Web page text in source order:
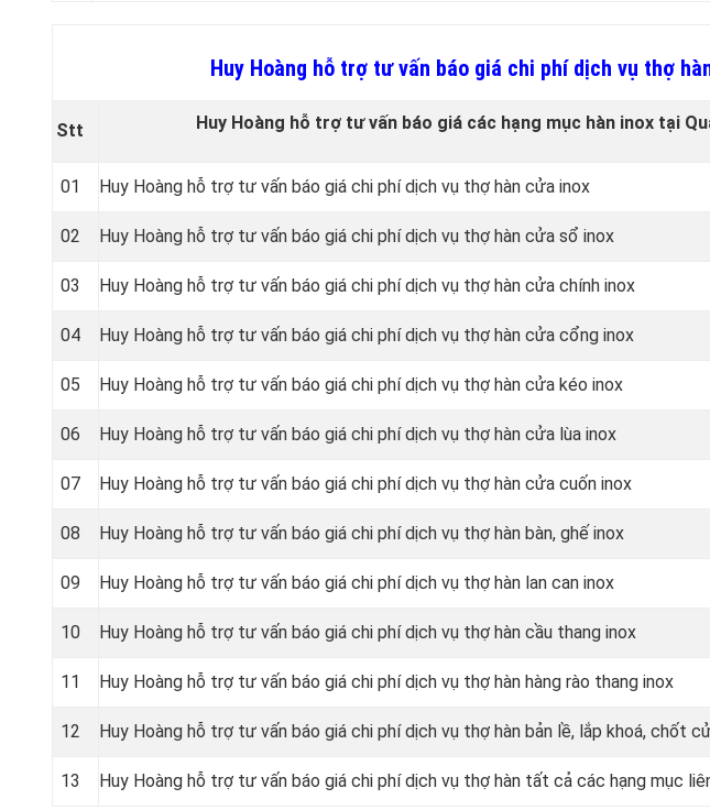
Huy Hoàng hỗ trợ tư vấn báo giá chi phí dịch vụ thợ
Stt Huy Hoàng hỗ trợ tư vấn báo giá các hạng mục hàn inox tại
01 Huy Hoàng hỗ trợ tư vấn báo giá chi phí dịch vụ thợ hàn cửa inox
02 Huy Hoàng hỗ trợ tư vấn báo giá chi phí dịch vụ thợ hàn cửa sổ inox
03 Huy Hoàng hỗ trợ tư vấn báo giá chi phí dịch vụ thợ hàn cửa chính inox
04 Huy Hoàng hỗ trợ tư vấn báo giá chi phí dịch vụ thợ hàn cửa cổng inox
05 Huy Hoàng hỗ trợ tư vấn báo giá chi phí dịch vụ thợ hàn cửa kéo inox
06 Huy Hoàng hỗ trợ tư vấn báo giá chi phí dịch vụ thợ hàn cửa lùa inox
07 Huy Hoàng hỗ trợ tư vấn báo giá chi phí dịch vụ thợ hàn cửa cuốn inox
08 Huy Hoàng hỗ trợ tư vấn báo giá chi phí dịch vụ thợ hàn bàn, ghế inox
09 Huy Hoàng hỗ trợ tư vấn báo giá chi phí dịch vụ thợ hàn lan can inox
10 Huy Hoàng hỗ trợ tư vấn báo giá chi phí dịch vụ thợ hàn cầu thang inox
11 Huy Hoàng hỗ trợ tư vấn báo giá chi phí dịch vụ thợ hàn hàng rào thang inox
12 Huy Hoàng hỗ trợ tư vấn báo giá chi phí dịch vụ thợ hàn bản lề, lắp khoá, chốt
13 Huy Hoàng hỗ trợ tư vấn báo giá chi phí dịch vụ thợ hàn tất cả các hạng mục